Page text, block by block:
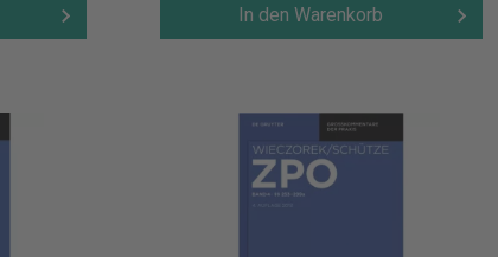
In den Warenkorb